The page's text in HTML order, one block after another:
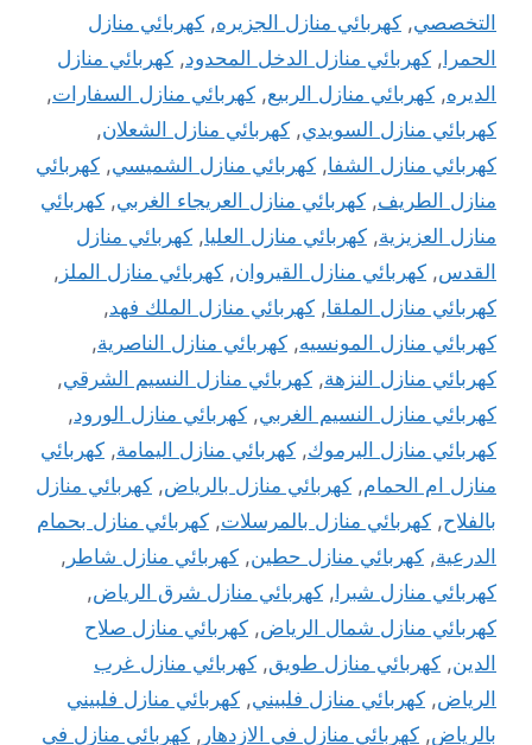
التخصصي, كهربائي منازل الجزيره, كهربائي منازل
الحمرا, كهربائي منازل الدخل المحدود, كهربائي منازل
الديره, كهربائي منازل الربيع, كهربائي منازل السفارات,
كهربائي منازل السويدي, كهربائي منازل الشعلان,
كهربائي منازل الشفا, كهربائي منازل الشميسي, كهربائي
منازل الطريف, كهربائي منازل العريجاء الغربي, كهربائي
منازل العزيزية, كهربائي منازل العليا, كهربائي منازل
القدس, كهربائي منازل القيروان, كهربائي منازل الملز ,
كهربائي منازل الملقا, كهربائي منازل الملك فهد,
كهربائي منازل المونسيه, كهربائي منازل الناصرية,
كهربائي منازل النزهة, كهربائي منازل النسيم الشرقي,
كهربائي منازل النسيم الغربي, كهربائي منازل الورود,
كهربائي منازل اليرموك, كهربائي منازل اليمامة, كهربائي
منازل ام الحمام, كهربائي منازل بالرياض, كهربائي منازل
بالفلاح, كهربائي منازل بالمرسلات, كهربائي منازل بحمام
الدرعية, كهربائي منازل حطين, كهربائي منازل شاطر ,
كهربائي منازل شبرا, كهربائي منازل شرق الرياض,
كهربائي منازل شمال الرياض, كهربائي منازل صلاح
الدين, كهربائي منازل طويق, كهربائي منازل غرب
الرياض, كهربائي منازل فلبيني, كهربائي منازل فلبيني
بالرياض, كهربائي منازل في الازدهار , كهربائي منازل في